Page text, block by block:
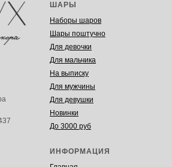
ШАРЫ
Наборы шаров
Шары поштучно
Для девочки
Для мальчика
На выписку
Для мужчины
Для девушки
Новинки
До 3000 руб
ИНФОРМАЦИЯ